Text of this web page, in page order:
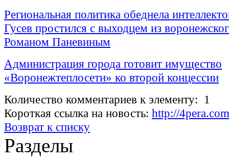
Региональная политика обеднела
Гусев простился с выходцем из
Романом Паневиным
Администрация города готовит имущество
«Воронежтеплосети» ко второй концессии
Количество комментариев к элементу: 1
Короткая ссылка на новость: http://
Возврат к списку
Разделы